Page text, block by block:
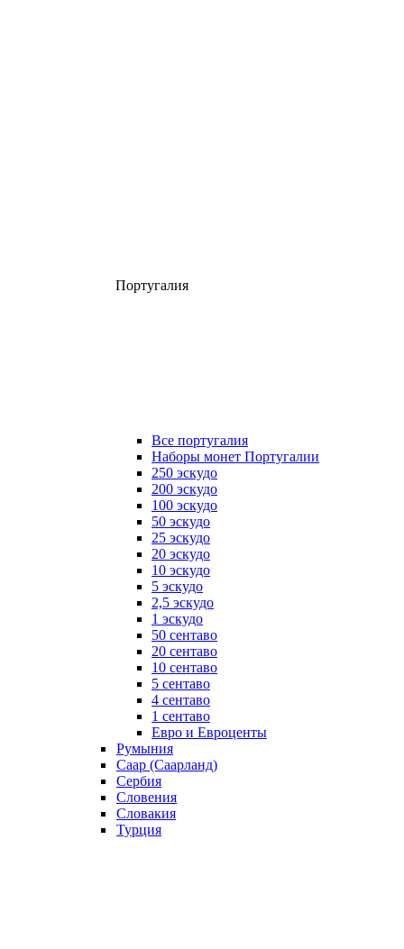
Португалия
Все португалия
Наборы монет Португалии
250 эскудо
200 эскудо
100 эскудо
50 эскудо
25 эскудо
20 эскудо
10 эскудо
5 эскудо
2,5 эскудо
1 эскудо
50 сентаво
20 сентаво
10 сентаво
5 сентаво
4 сентаво
1 сентаво
Евро и Евроценты
Румыния
Саар (Саарланд)
Сербия
Словения
Словакия
Турция